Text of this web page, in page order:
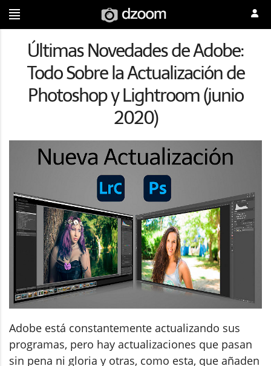
Últimas Novedades de Adobe:
Todo Sobre la Actualización de
Photoshop y Lightroom (junio
2020)
Adobe está constantemente actualizando sus
programas, pero hay actualizaciones que pasan
sin pena ni gloria y otras, como esta, que añaden